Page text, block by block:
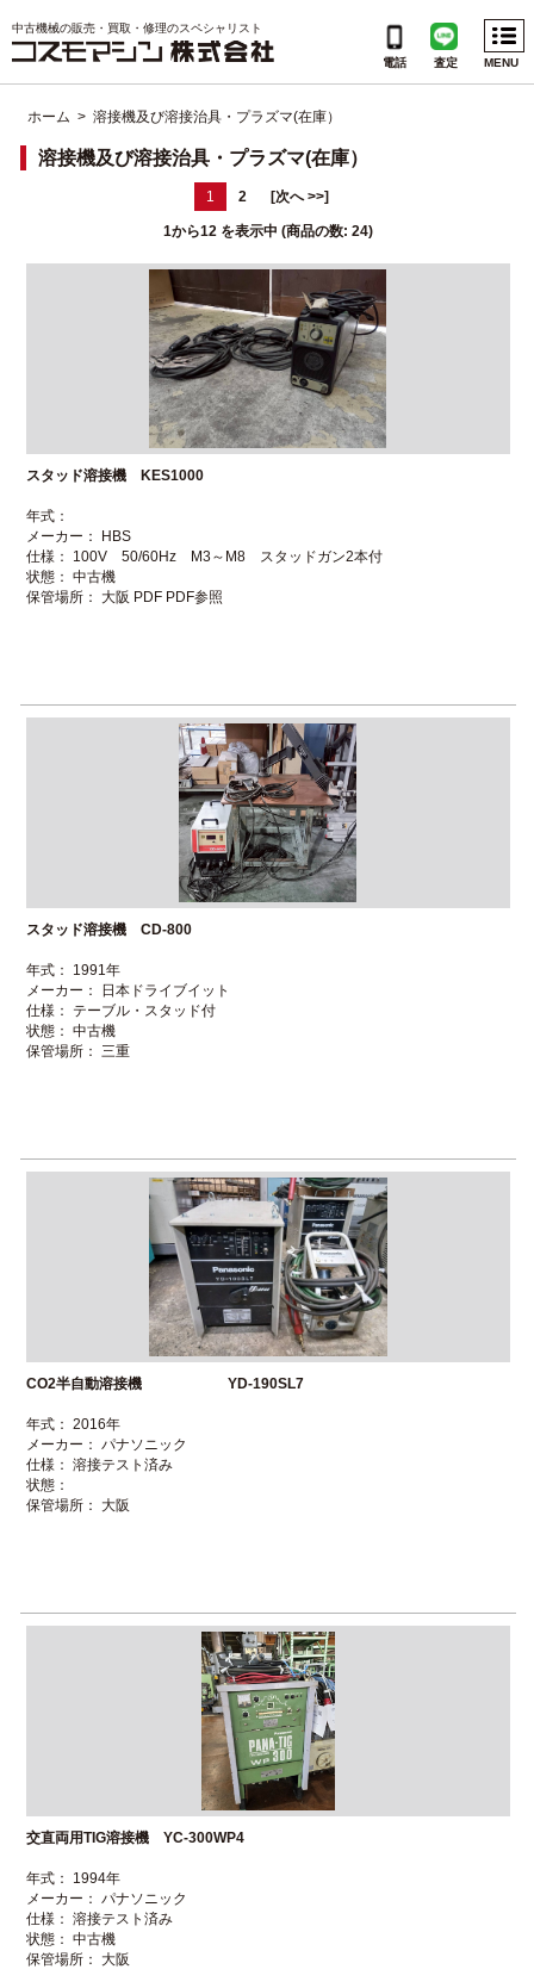
Menu
INFORMATION
個人情報保護方針
ご利用規約
サイトマップ
求人募集
中古機械の販売・買取・修理のスペシャリスト
電話 査定
ホーム > 溶接機及び溶接治具・プラズマ(在庫）
溶接機及び溶接治具・プラズマ(在庫）
1 2 [次へ >>]
1から12を表示中 (商品の数: 24)
スタッド溶接機 KES1000
年式：
メーカー： HBS
仕様： 100V 50/60Hz M3～M8 スタッドガン2本付
状態： 中古機
保管場所： 大阪 PDF PDF参照
スタッド溶接機 CD-800
年式： 1991年
メーカー： 日本ドライブイット
仕様： テーブル・スタッド付
状態： 中古機
保管場所： 三重
CO2半自動溶接機 YD-190SL7
年式： 2016年
メーカー： パナソニック
仕様： 溶接テスト済み
状態：
保管場所： 大阪
交直両用TIG溶接機 YC-300WP4
年式： 1994年
メーカー： パナソニック
仕様： 溶接テスト済み
状態： 中古機
保管場所： 大阪
MENU